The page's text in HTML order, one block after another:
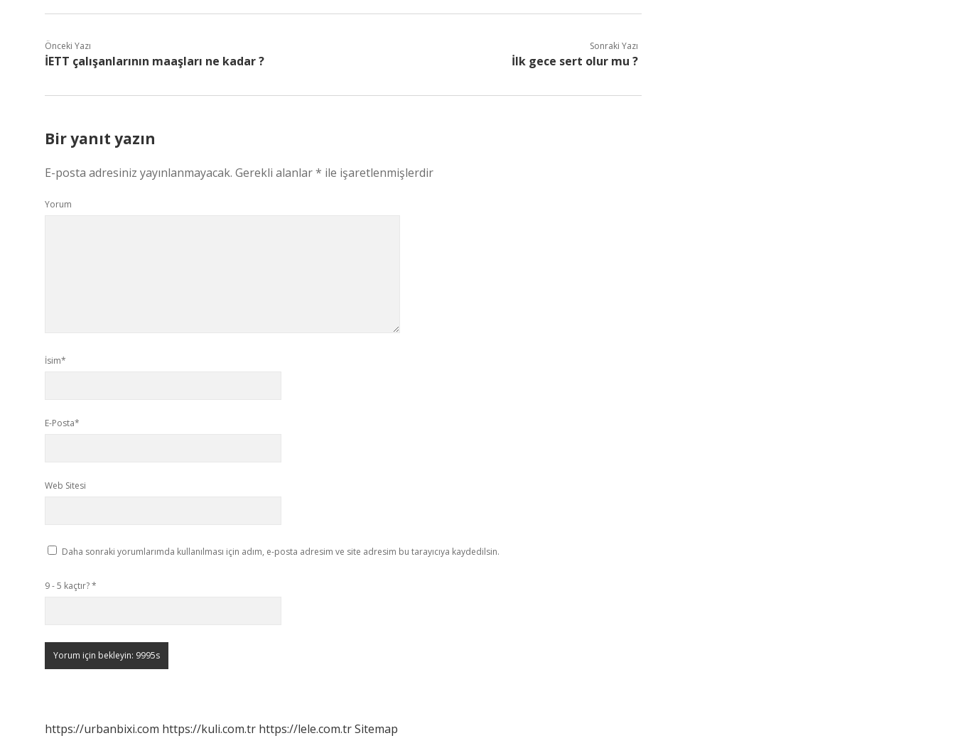
Önceki Yazı
İETT çalışanlarının maaşları ne kadar ?
Sonraki Yazı
İlk gece sert olur mu ?
Bir yanıt yazın
E-posta adresiniz yayınlanmayacak. Gerekli alanlar* ile işaretlenmişlerdir
Yorum
İsim*
E-Posta*
Web Sitesi
Daha sonraki yorumlarımda kullanılması için adım, e-posta adresim ve site adresim bu tarayıcıya kaydedilsin.
9 - 5 kaçtır?*
https://urbanbixi.com https://kuli.com.tr https://lele.com.trSitemap